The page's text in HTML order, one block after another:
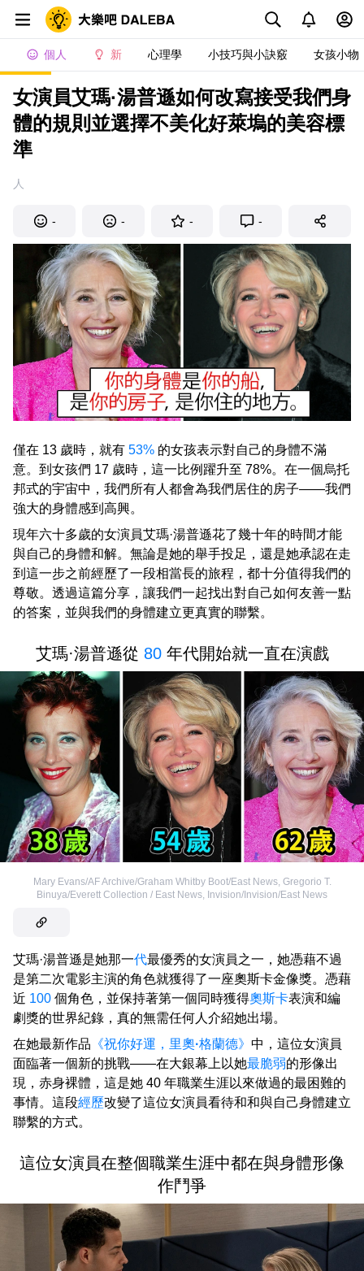
個人 新 心理學 小技巧與小訣竅 女孩小物
女演員艾瑪·湯普遜如何改寫接受我們身
體的規則並選擇不美化好萊塢的美容標
準
人
- - - -
僅在 13 歲時，就有 53% 的女孩表示對自己的身體不滿
意。到女孩們 17 歲時，這一比例躍升至 78%。在一個烏托
邦式的宇宙中，我們所有人都會為我們居住的房子——我們
強大的身體感到高興。
現年六十多歲的女演員艾瑪·湯普遜花了幾十年的時間才能
與自己的身體和解。無論是她的舉手投足，還是她承認在走
到這一步之前經歷了一段相當長的旅程，都十分值得我們的
尊敬。透過這篇分享，讓我們一起找出對自己如何友善一點
的答案，並與我們的身體建立更真實的聯繫。
艾瑪·湯普遜從 80年代開始就一直在演戲
Mary Evans/AF Archive/Graham Whitby Boot/East News, Gregorio T.
Binuya/Everett Collection / East News, Invision/Invision/East News
艾瑪·湯普遜是她那一代最優秀的女演員之一，她憑藉不過
是第二次電影主演的角色就獲得了一座奧斯卡金像獎。憑藉
近 100 個角色，並保持著第一個同時獲得奧斯卡表演和編
劇獎的世界紀錄，真的無需任何人介紹她出場。
在她最新作品 《祝你好運，里奧·格蘭德》 中，這位女演員
面臨著一個新的挑戰——在大銀幕上以她最脆弱的形像出
現，赤身裸體，這是她 40 年職業生涯以來做過的最困難的
事情。這段經歷改變了這位女演員看待和和與自己身體建立
聯繫的方式。
這位女演員在整個職業生涯中都在與身體形像
作鬥爭